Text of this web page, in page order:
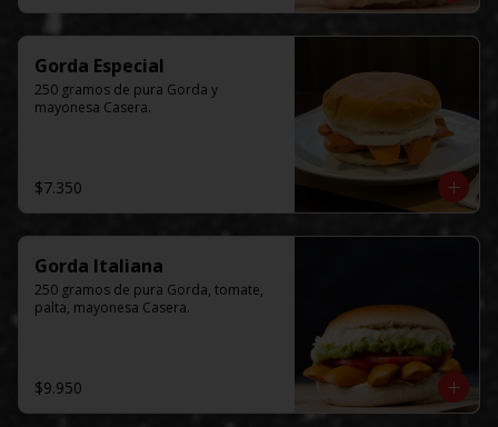
Gorda Especial
250 gramos de pura Gorda y
mayonesa Casera.
$7.350
Gorda Italiana
250 gramos de pura Gorda, tomate,
palta, mayonesa Casera.
$9.950